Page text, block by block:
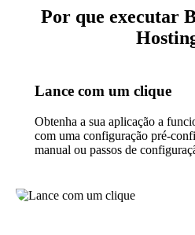
Por que executar
Lance com um clique
Obtenha a sua aplicação a
com uma configuração pré-
manual ou passos de